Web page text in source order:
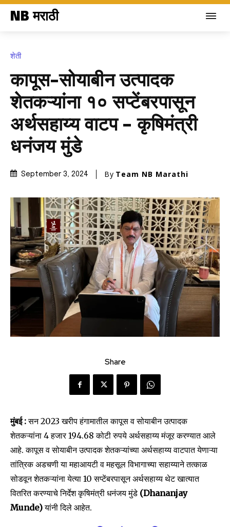
NB मराठी
शेती
कापूस-सोयाबीन उत्पादक
शेतकऱ्यांना १० सप्टेंबरपासून
अर्थसहाय्य वाटप – कृषिमंत्री
धनंजय मुंडे
September 3, 2024 By Team NB Marathi
Share
मुंबई :सन 2023 खरीप हंगामातील कापूस व सोयाबीन उत्पादक
शेतकऱ्यांना 4 हजार 194.68 कोटी रुपये अर्थसहाय्य मंजूर करण्यात आले
आहे. कापूस व सोयाबीन उत्पादक शेतकऱ्यांच्या अर्थसहाय्य वाटपात येणाऱ्या
तांत्रिक अडचणी या महाआयटी व महसूल विभागाच्या सहाय्याने तत्काळ
सोडवून शेतकऱ्यांना येत्या 10 सप्टेंबरपासून अर्थसहाय्य थेट खात्यात
वितरित करण्याचे निर्देश कृषिमंत्री धनंजय मुंडे (Dhananjay
Munde)यांनी दिले आहेत.